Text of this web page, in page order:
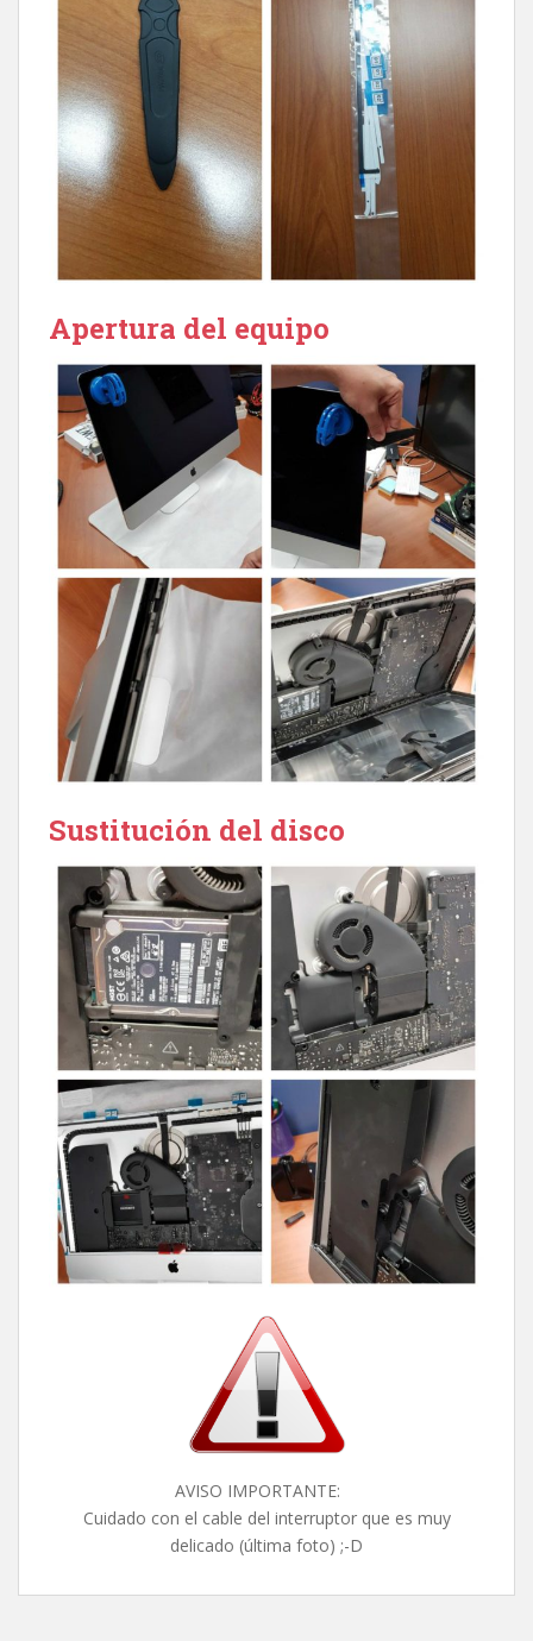
Apertura del equipo
Sustitución del disco
AVISO IMPORTANTE:
Cuidado con el cable del interruptor que es muy
delicado (última foto) ;-D